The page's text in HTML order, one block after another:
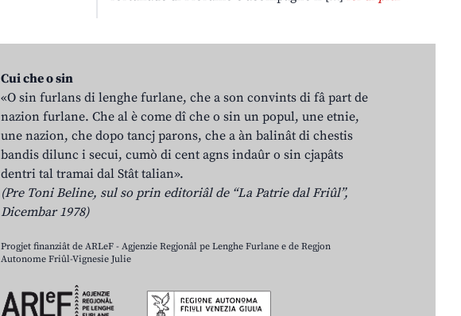
Cui che o sin
«O sin furlans di lenghe furlane, che a son convints di fâ part de
nazion furlane. Che al è come dî che o sin un popul, une etnie,
une nazion, che dopo tancj parons, che a àn balinât di chestis
bandis dilunc i secui, cumò di cent agns indaûr o sin cjapâts
dentri tal tramai dal Stât talian».
(Pre Toni Beline, sul so prin editoriâl de “La Patrie dal Friûl”,
Dicembar 1978)
Progjet finanziât de ARLeF - Agjenzie Regjonâl pe Lenghe Furlane e de Regjon
Autonome Friûl-Vignesie Julie